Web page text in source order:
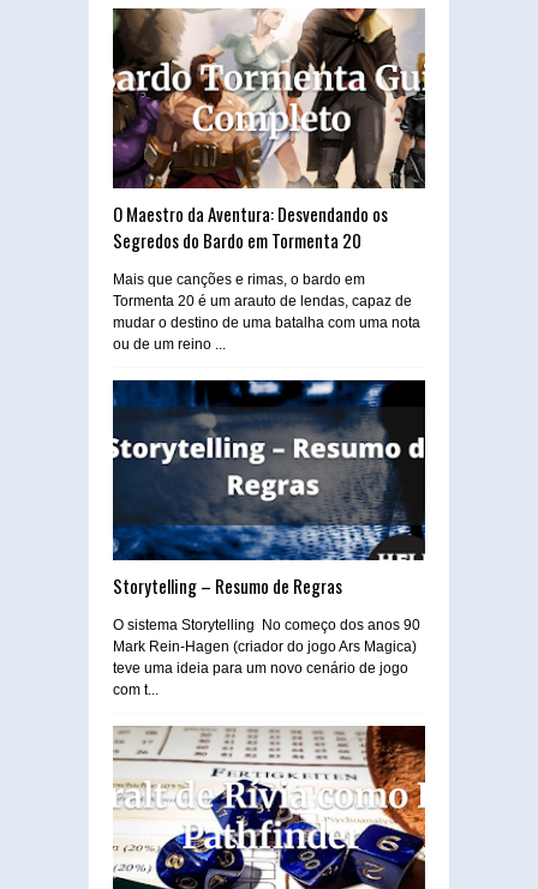
O Maestro da Aventura: Desvendando os
Segredos do Bardo em Tormenta 20
Mais que canções e rimas, o bardo em
Tormenta 20 é um arauto de lendas, capaz de
mudar o destino de uma batalha com uma nota
ou de um reino ...
Storytelling – Resumo de Regras
O sistema Storytelling No começo dos anos 90
Mark Rein-Hagen (criador do jogo Ars Magica)
teve uma ideia para um novo cenário de jogo
com t...